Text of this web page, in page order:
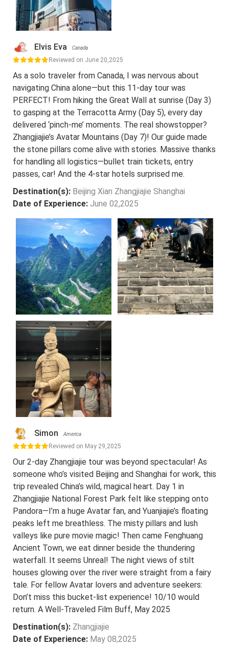
Elvis Eva Canada
Reviewed on June 20,2025
As a solo traveler from Canada, I was nervous about
navigating China alone—but this 11-day tour was
PERFECT! From hiking the Great Wall at sunrise (Day 3)
to gasping at the Terracotta Army (Day 5), every day
delivered ‘pinch-me’ moments. The real showstopper?
Zhangjiajie’s Avatar Mountains (Day 7)! Our guide made
the stone pillars come alive with stories. Massive thanks
for handling all logistics—bullet train tickets, entry
passes, car! And the 4-star hotels surprised me.
Destination(s): Beijing Xian Zhangjiajie Shanghai
Date of Experience: June 02,2025
Simon America
Reviewed on May 29,2025
Our 2-day Zhangjiajie tour was beyond spectacular! As
someone who’s visited Beijing and Shanghai for work, this
trip revealed China’s wild, magical heart. Day 1 in
Zhangjiajie National Forest Park felt like stepping onto
Pandora—I’m a huge Avatar fan, and Yuanjiajie’s floating
peaks left me breathless. The misty pillars and lush
valleys like pure movie magic! Then came Fenghuang
Ancient Town, we eat dinner beside the thundering
waterfall. It seems Unreal! The night views of stilt
houses glowing over the river were straight from a fairy
tale. For fellow Avatar lovers and adventure seekers:
Don’t miss this bucket-list experience! 10/10 would
return. A Well-Traveled Film Buff, May 2025
Destination(s): Zhangjiajie
Date of Experience: May 08,2025